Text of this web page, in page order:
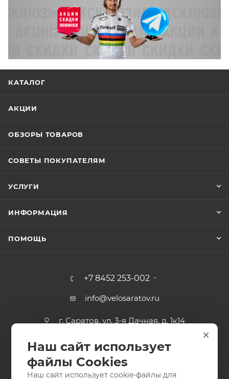
КАТАЛОГ
АКЦИИ
ОБЗОРЫ ТОВАРОВ
СОВЕТЫ ПОКУПАТЕЛЯМ
УСЛУГИ
ИНФОРМАЦИЯ
ПОМОЩЬ
+7 8452 253-002
info@velosaratov.ru
г. Саратов, ул. 3-я Дачная, д. 1к14
Наш сайт использует
файлы Cookies
Наш сайт использует cookie-файлы для